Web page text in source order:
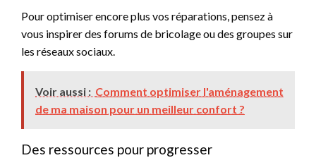
Pour optimiser encore plus vos réparations, pensez à
vous inspirer des forums de bricolage ou des groupes sur
les réseaux sociaux.
Voir aussi : Comment optimiser l'aménagement
de ma maison pour un meilleur confort ?
Des ressources pour progresser